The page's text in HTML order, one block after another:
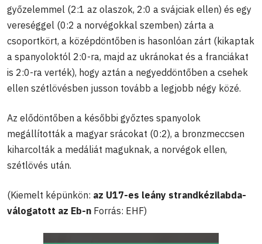
győzelemmel (2:1 az olaszok, 2:0 a svájciak ellen) és egy
vereséggel (0:2 a norvégokkal szemben) zárta a
csoportkört, a középdöntőben is hasonlóan zárt (kikaptak
a spanyoloktól 2:0-ra, majd az ukránokat és a franciákat
is 2:0-ra verték), hogy aztán a negyeddöntőben a csehek
ellen szétlövésben jusson tovább a legjobb négy közé.
Az elődöntőben a későbbi győztes spanyolok
megállították a magyar srácokat (0:2), a bronzmeccsen
kiharcolták a medáliát maguknak, a norvégok ellen,
szétlövés után.
(Kiemelt képünkön: az U17-es leány strandkézilabda-
válogatott az Eb-n Forrás: EHF)